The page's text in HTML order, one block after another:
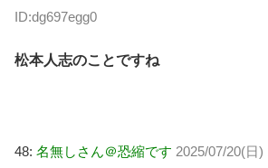
ID:dg697egg0
松本人志のことですね
48: 名無しさん＠恐縮です 2025/07/20(日)